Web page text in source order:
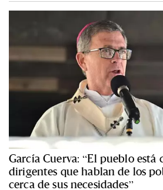
García Cuerva: “El pueblo está
dirigentes que hablan de los
cerca de sus necesidades”